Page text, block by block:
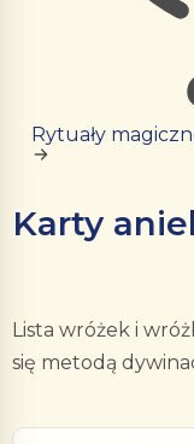
Rytuały
Karty
Lista wróżek i
się metodą